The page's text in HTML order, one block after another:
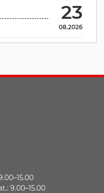
23
08.2026
9.00–15.00